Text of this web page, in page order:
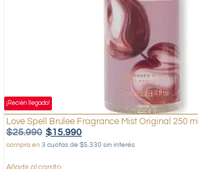
¡Recién llegado!
Love Spell Brulee Fragrance Mist Original 250 ml
$25.990 $15.990
compra en 3 cuotas de $5.330 sin interés